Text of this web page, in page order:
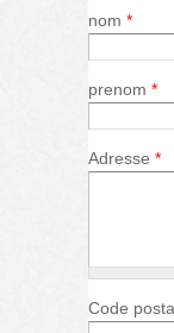
nom *
prenom *
Adresse *
Code